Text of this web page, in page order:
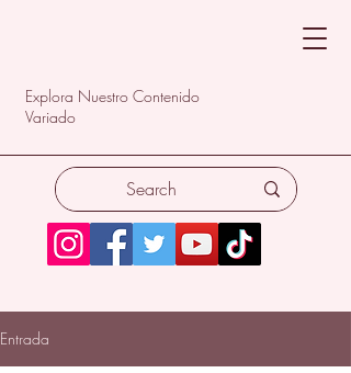
Explora Nuestro Contenido
Variado
Entrada